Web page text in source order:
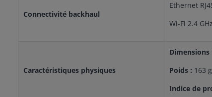
Connectivité backhaul
Ethernet
Wi-Fi 2.4
Caractéristiques physiques
Dimensions
Poids : 163
Indice de